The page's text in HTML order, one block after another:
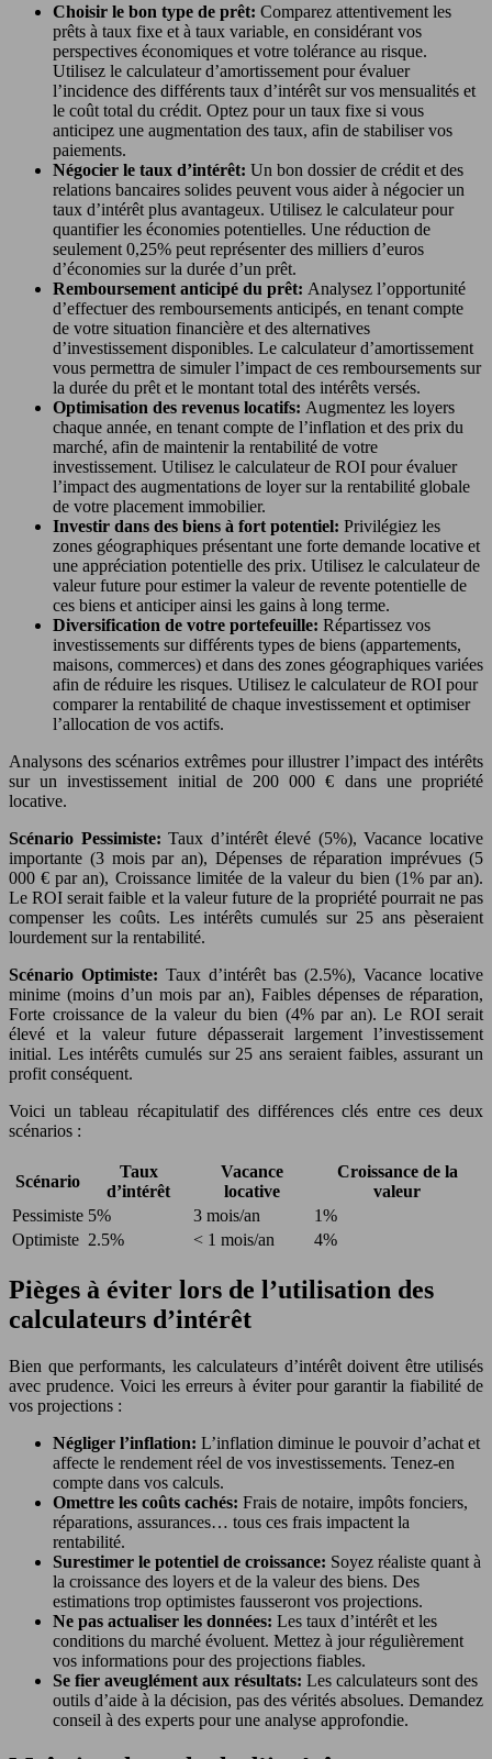
Choisir le bon type de prêt: Comparez attentivement les
prêts à taux fixe et à taux variable, en considérant vos
perspectives économiques et votre tolérance au risque.
Utilisez le calculateur d’amortissement pour évaluer
l’incidence des différents taux d’intérêt sur vos mensualités et
le coût total du crédit. Optez pour un taux fixe si vous
anticipez une augmentation des taux, afin de stabiliser vos
paiements.
Négocier le taux d’intérêt: Un bon dossier de crédit et des
relations bancaires solides peuvent vous aider à négocier un
taux d’intérêt plus avantageux. Utilisez le calculateur pour
quantifier les économies potentielles. Une réduction de
seulement 0,25% peut représenter des milliers d’euros
d’économies sur la durée d’un prêt.
Remboursement anticipé du prêt: Analysez l’opportunité
d’effectuer des remboursements anticipés, en tenant compte
de votre situation financière et des alternatives
d’investissement disponibles. Le calculateur d’amortissement
vous permettra de simuler l’impact de ces remboursements sur
la durée du prêt et le montant total des intérêts versés.
Optimisation des revenus locatifs: Augmentez les loyers
chaque année, en tenant compte de l’inflation et des prix du
marché, afin de maintenir la rentabilité de votre
investissement. Utilisez le calculateur de ROI pour évaluer
l’impact des augmentations de loyer sur la rentabilité globale
de votre placement immobilier.
Investir dans des biens à fort potentiel: Privilégiez les
zones géographiques présentant une forte demande locative et
une appréciation potentielle des prix. Utilisez le calculateur de
valeur future pour estimer la valeur de revente potentielle de
ces biens et anticiper ainsi les gains à long terme.
Diversification de votre portefeuille: Répartissez vos
investissements sur différents types de biens (appartements,
maisons, commerces) et dans des zones géographiques variées
afin de réduire les risques. Utilisez le calculateur de ROI pour
comparer la rentabilité de chaque investissement et optimiser
l’allocation de vos actifs.
Analysons des scénarios extrêmes pour illustrer l’impact des intérêts
sur un investissement initial de 200 000 € dans une propriété
locative.
Scénario Pessimiste:Taux d’intérêt élevé (5%), Vacance locative
importante (3 mois par an), Dépenses de réparation imprévues (5
000 € par an), Croissance limitée de la valeur du bien (1% par an).
Le ROI serait faible et la valeur future de la propriété pourrait ne pas
compenser les coûts. Les intérêts cumulés sur 25 ans pèseraient
lourdement sur la rentabilité.
Scénario Optimiste: Taux d’intérêt bas (2.5%), Vacance locative
minime (moins d’un mois par an), Faibles dépenses de réparation,
Forte croissance de la valeur du bien (4% par an). Le ROI serait
élevé et la valeur future dépasserait largement l’investissement
initial. Les intérêts cumulés sur 25 ans seraient faibles, assurant un
profit conséquent.
Voici un tableau récapitulatif des différences clés entre ces deux
scénarios :
Scénario
Taux
d’intérêt
Vacance
locative
Croissance de la
valeur
Pessimiste 5% 3 mois/an
1%
Optimiste 2.5% < 1 mois/an 4%
Pièges à éviter lors de l’utilisation des
calculateurs d’intérêt
Bien que performants, les calculateurs d’intérêt doivent être utilisés
avec prudence. Voici les erreurs à éviter pour garantir la fiabilité de
vos projections :
Négliger l’inflation: L’inflation diminue le pouvoir d’achat et
affecte le rendement réel de vos investissements. Tenez-en
compte dans vos calculs.
Omettre les coûts cachés: Frais de notaire, impôts fonciers,
réparations, assurances… tous ces frais impactent la
rentabilité.
Surestimer le potentiel de croissance: Soyez réaliste quant à
la croissance des loyers et de la valeur des biens. Des
estimations trop optimistes fausseront vos projections.
Ne pas actualiser les données: Les taux d’intérêt et les
conditions du marché évoluent. Mettez à jour régulièrement
vos informations pour des projections fiables.
Se fier aveuglément aux résultats: Les calculateurs sont des
outils d’aide à la décision, pas des vérités absolues. Demandez
conseil à des experts pour une analyse approfondie.